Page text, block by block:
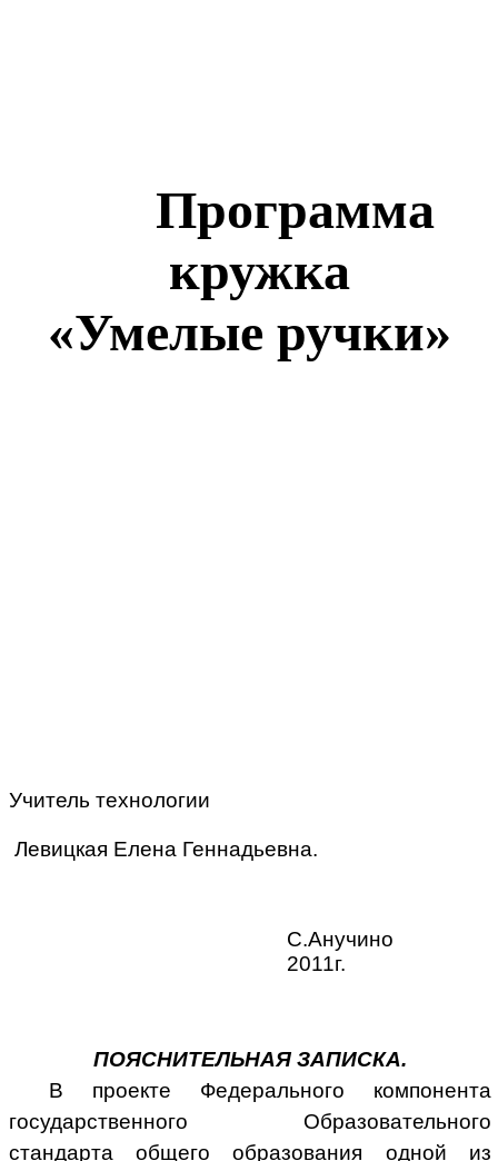
Программа
кружка
«Умелые ручки»
Учитель технологии
Левицкая Елена Геннадьевна.
С.Анучино
2011г.
ПОЯСНИТЕЛЬНАЯ ЗАПИСКА.
В проекте Федерального компонента
государственного Образовательного
стандарта общего образования
одной из